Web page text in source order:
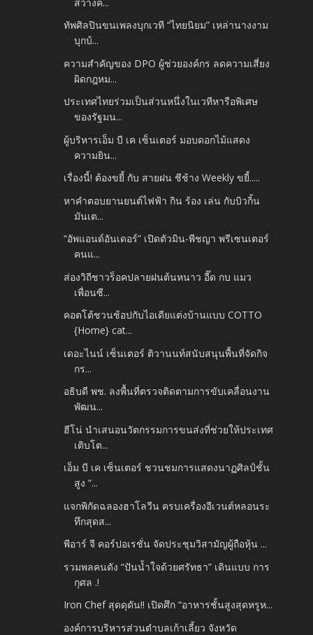
ทัพศิลปินขนเพลงบุกเวที “ไทยนิยม” เหล่านางงาม
บุกบ้...
ความสำคัญของ DPO ผู้ช่วยองค์กร ลดความเสี่ยง
ผิดกฎหม...
ประเทศไทยร่วมเป็นส่วนหนึ่งในเวทีหารือพิเศษ
ของรัฐมน...
ผู้บริหารเอ็ม บี เค เซ็นเตอร์ มอบดอกไม้แสดง
ความยิน...
เรื่องนี้! ต้องขยี้ กับ สายฝน ชีช้าง Weekly ขยี้.....
หาคำตอบยานยนต์ไฟฟ้า กิน ร้อง เล่น กับบิวกิ้น
มันเต...
“อัพแอนด์อันเดอร์” เปิดตัวมิน-พีชญา พรีเซนเตอร์
คนแ...
ส่องวิถีชาวร็อคปลายฝนต้นหนาว อี๊ด​ กบ แมว
เพื่อนซี...
คอตโต้ชวนช้อปกับไอเดียแต่งบ้านแบบ COTTO
{Home} cat...
เดอะไนน์ เซ็นเตอร์ ติวานนท์สนับสนุนพื้นที่จัดกิจ
กร...
อธิบดี พช. ลงพื้นที่ตรวจติดตามการขับเคลื่อนงาน
พัฒน...
ฮีโน่ นำเสนอนวัตกรรมการขนส่งที่ช่วยให้ประเทศ
เติบโต...
เอ็ม บี เค เซ็นเตอร์ ชวนชมการแสดงนาฏศิลป์ชั้น
สูง “...
แจกพิกัดฉลองฮาโลวีน ครบเครื่องอีเวนต์หลอนระ
ทึกสุดส...
พีอาร์ จี คอร์ปอเรชั่น จัดประชุมวิสามัญผู้ถือหุ้น ...
รวมพลคนดัง “ปันน้ำใจด้วยศรัทธา” เดินแบบ การ
กุศล .!
Iron Chef สุดดุดัน!! เปิดศึก “อาหารชั้นสูงสุดหรูห...
องค์การบริหารส่วนตำบลเก้าเลี้ยว จังหวัด